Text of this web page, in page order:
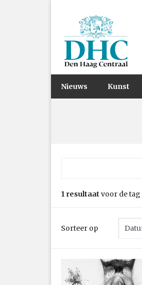
Nieuws Kunst
1 resultaat voor de tag
Sorteer op